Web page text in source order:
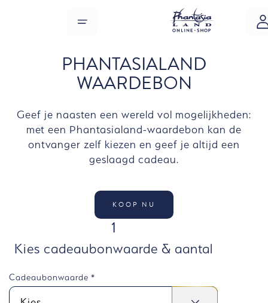
MENU
PHANTASIALAND
WAARDEBON
Geef je naasten een wereld vol mogelijkheden:
met een Phantasialand-waardebon kan de
ontvanger zelf kiezen en geef je altijd een
geslaagd cadeau.
KOOP NU
1
Kies cadeaubonwaarde & aantal
Cadeaubonwaarde *